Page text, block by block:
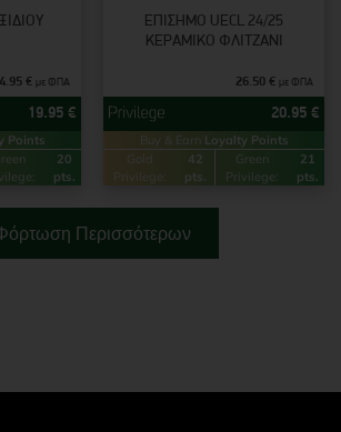
€ με ΦΠΑ
19.95 €
Points
20
pts.
ΕΠΊΣΗΜΟ UECL 24/25
ΚΕΡΑΜΙΚΌ ΦΛΙΤΖΆΝΙ
26.50 € με ΦΠΑ
20.95 €
Buy & Earn Loyalty Points
Gold
Privilege:
42
pts.
Green
Privilege:
21
pts.
Περισσότερων